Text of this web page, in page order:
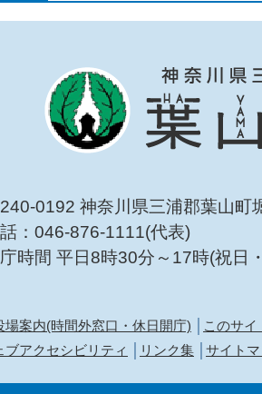
0192 神奈川県三浦郡葉山町
：046-876-1111(代表)
時間 平日8時30分～17時(祝日
場案内(時間外窓口・休日開庁)
このサイ
ブアクセシビリティ
リンク集 サイト